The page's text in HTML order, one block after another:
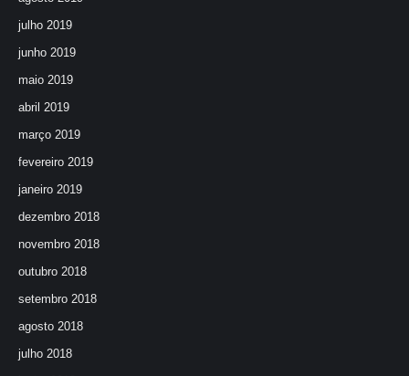
julho 2019
junho 2019
maio 2019
abril 2019
março 2019
fevereiro 2019
janeiro 2019
dezembro 2018
novembro 2018
outubro 2018
setembro 2018
agosto 2018
julho 2018